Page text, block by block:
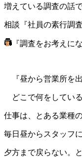
増えている調査の話で
相談『社員の素行調
『調査をお考えに
『昼から営業所を出
どこで何をしてい
仕事は、とある業種の
毎日昼からスタッフ
夕方まで戻らない。